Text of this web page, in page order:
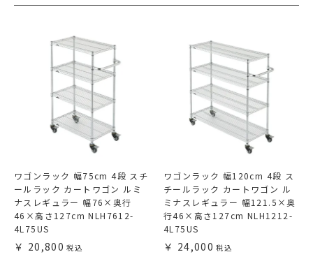
ワゴンラック 幅75cm 4段 スチ
ールラック カートワゴン ルミ
ナスレギュラー 幅76×奥行
46×高さ127cm NLH7612-
4L75US
20,800
ワゴンラック 幅120cm 4段 ス
チールラック カートワゴン ル
ミナスレギュラー 幅121.5×奥
行46×高さ127cm NLH1212-
4L75US
24,000